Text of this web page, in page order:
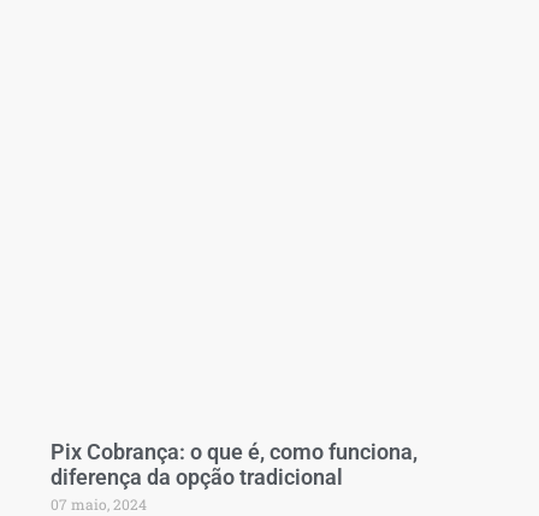
Pix Cobrança: o que é, como funciona,
diferença da opção tradicional
07 maio, 2024